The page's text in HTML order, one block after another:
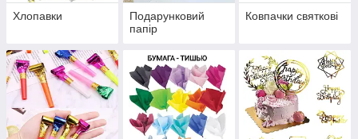
Хлопавки
Подарунковий
папір
Ковпачки святкові